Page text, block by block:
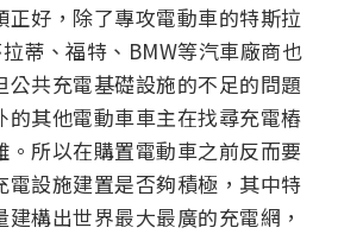
好，除了專攻電動車的特斯拉
蒂、福特、BMW等汽車廠商也
共充電基礎設施的不足的問題
的其他電動車車主在找尋充電樁
。所以在購置電動車之前反而要
電設施建置是否夠積極，其中特
構出世界最大最廣的充電網，